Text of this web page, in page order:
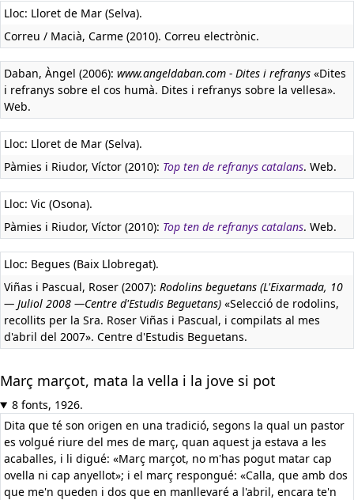
Lloc: Lloret de Mar (Selva).
Correu / Macià, Carme (2010). Correu electrònic.
Daban, Àngel (2006): www.angeldaban.com - Dites i refranys «Dites
i refranys sobre el cos humà. Dites i refranys sobre la vellesa».
Web.
Lloc: Lloret de Mar (Selva).
Pàmies i Riudor, Víctor (2010): Top ten de refranys catalans. Web.
Lloc: Vic (Osona).
Pàmies i Riudor, Víctor (2010): Top ten de refranys catalans. Web.
Lloc: Begues (Baix Llobregat).
Viñas i Pascual, Roser (2007): Rodolins beguetans (L'Eixarmada, 10
— Juliol 2008 —Centre d'Estudis Beguetans) «Selecció de rodolins,
recollits per la Sra. Roser Viñas i Pascual, i compilats al mes
d'abril del 2007». Centre d'Estudis Beguetans.
Març marçot, mata la vella i la jove si pot
8 fonts, 1926.
Dita que té son origen en una tradició, segons la qual un pastor
es volgué riure del mes de març, quan aquest ja estava a les
acaballes, i li digué: «Març marçot, no m'has pogut matar cap
ovella ni cap anyellot»; i el març respongué: «Calla, que amb dos
que me'n queden i dos que en manllevaré a l'abril, encara te'n